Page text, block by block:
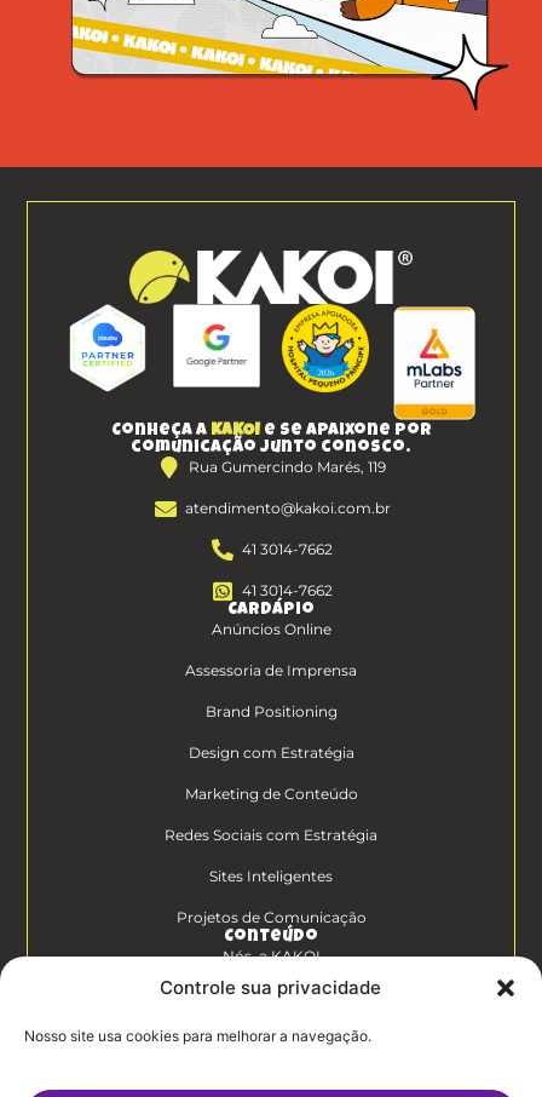
Controle sua privacidade
Nosso site usa cookies para melhorar a navegação.
Conheça a KAKOI e se apaixone por
comunicação junto conosco.
Rua Gumercindo Marés, 119
atendimento@kakoi.com.br
41 3014-7662
41 3014-7662
Cardápio
Anúncios Online
Assessoria de Imprensa
Brand Positioning
Design com Estratégia
Marketing de Conteúdo
Redes Sociais com Estratégia
Sites Inteligentes
Projetos de Comunicação
Conteúdo
Nós, a KAKOI
Diferenciais Clientes KAKOI
KAKOICast